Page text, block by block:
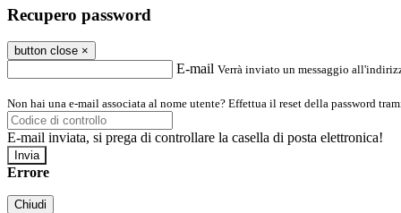
Recupero password
button close ×
E-mail Verrà inviato un messaggio
Non hai una e-mail associata al nome utente? Effettua il reset della password
E-mail inviata, si prega di controllare la casella di posta elettronica!
Errore
Chiudi